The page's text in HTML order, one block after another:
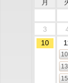
月
3
10